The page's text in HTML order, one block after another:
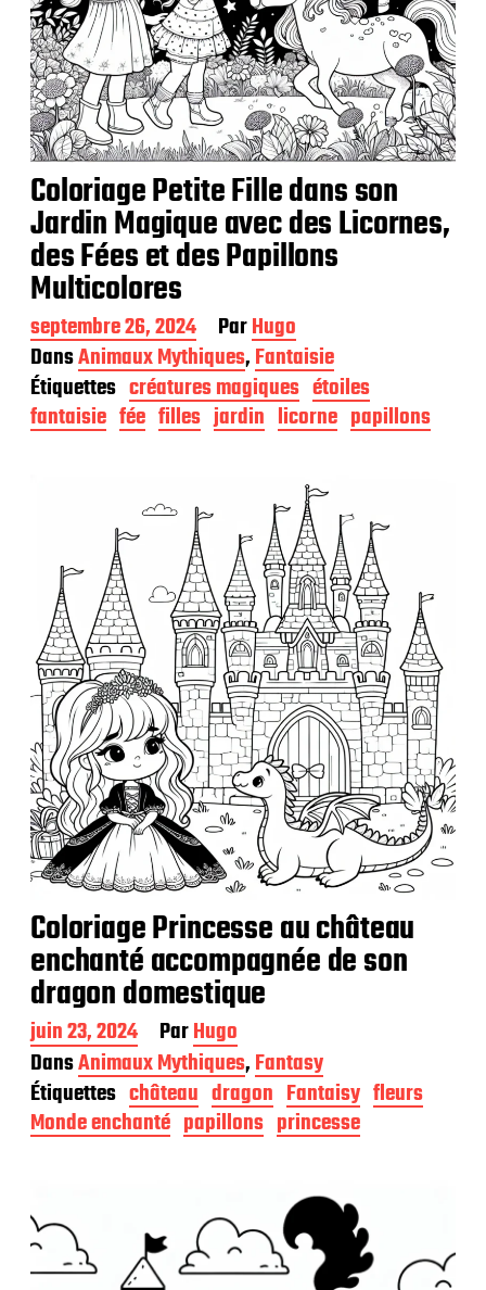
Coloriage Petite Fille dans son
Jardin Magique avec des Licornes,
des Fées et des Papillons
Multicolores
D
a
t
e
d
e
o
n
septembre 26, 2024 ParHugo
DansAnimaux Mythiques,Fantaisie
Étiquettes créatures magiques étoiles
fantaisie fée filles jardin licorne papillons
Coloriage Princesse au château
enchanté accompagnée de son
dragon domestique
D
a
t
e
d
e
b
l
i
c
juin 23, 2024 ParHugo
DansAnimaux Mythiques,Fantasy
Étiquettes château dragon Fantaisy fleurs
Monde enchanté papillons princesse